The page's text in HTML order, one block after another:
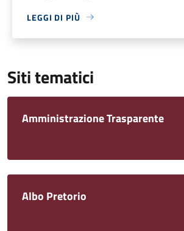
LEGGI DI PIÙ
Siti tematici
Amministrazione Trasparente
Albo Pretorio